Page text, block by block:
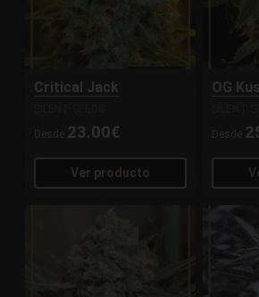
Critical Jack
Desde 23.00€
Ver producto
OG
Desde